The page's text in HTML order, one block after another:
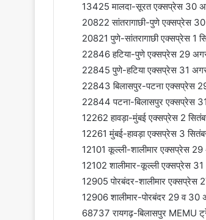
13425 मालदा-सूरत एक्सप्रेस 30
20822 सांतरागाछी-पुणे एक्सप्रेस 30
20821 पुणे-सांतरागाछी एक्सप्रेस 1
22846 हटिया-पुणे एक्सप्रेस 29
22845 पुणे-हटिया एक्सप्रेस 31
22843 बिलासपुर-पटना एक्सप्रेस 29
22844 पटना-बिलासपुर एक्सप्रेस 31
12262 हावड़ा-मुंबई एक्सप्रेस 2
12261 मुंबई-हावड़ा एक्सप्रेस 3 सितंबर
12101 कूल्ली-शालीमार एक्सप्रेस 29
12102 शालीमार-कूल्ली एक्सप्रेस 31
12905 पोरबंदर-शालीमार एक्सप्रेस
12906 शालीमार-पोरबंदर 29 व 30
68737 रायगढ़-बिलासपुर MEMU